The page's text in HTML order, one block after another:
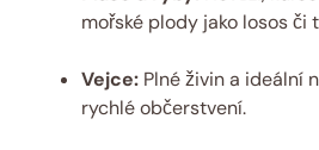
mořské plody jako losos či
Vejce: Plné živin a ideální
rychlé občerstvení.